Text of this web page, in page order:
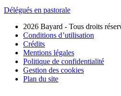
Délégués en pastorale
2026 Bayard - Tous droits
Conditions d’utilisation
Crédits
Mentions légales
Politique de confidentialité
Gestion des cookies
Plan du site